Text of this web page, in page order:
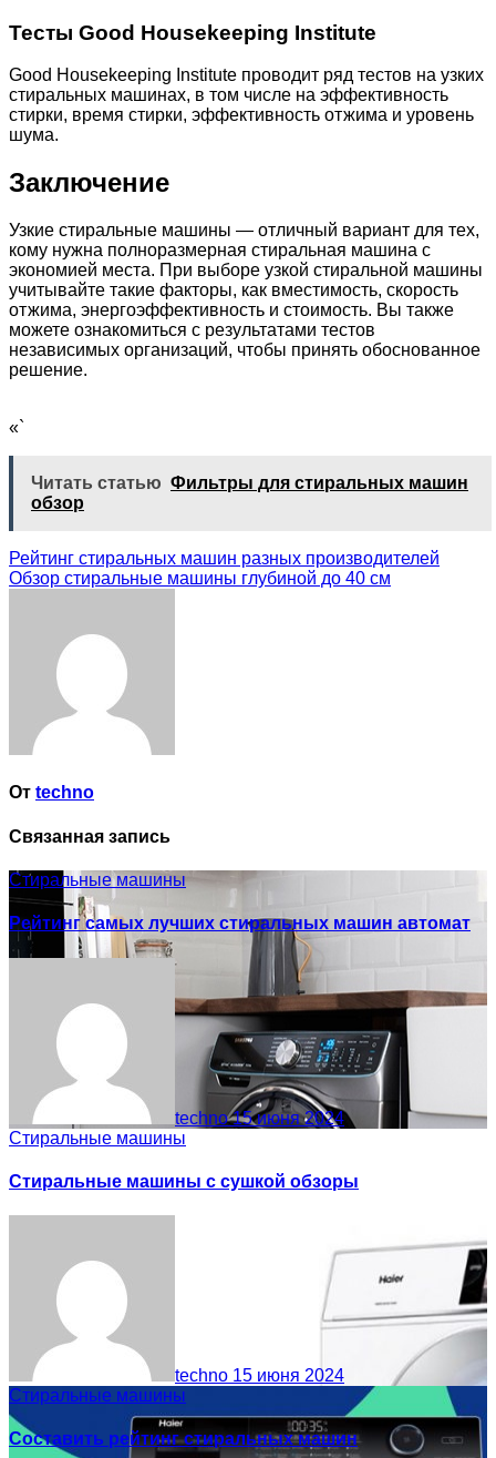
Тесты Good Housekeeping Institute
Good Housekeeping Institute проводит ряд тестов на узких
стиральных машинах, в том числе на эффективность
стирки, время стирки, эффективность отжима и уровень
шума.
Заключение
Узкие стиральные машины — отличный вариант для тех,
кому нужна полноразмерная стиральная машина с
экономией места. При выборе узкой стиральной машины
учитывайте такие факторы, как вместимость, скорость
отжима, энергоэффективность и стоимость. Вы также
можете ознакомиться с результатами тестов
независимых организаций, чтобы принять обоснованное
решение.
«`
Читать статью Фильтры для стиральных машин
обзор
Навигация
по
Рейтинг стиральных машин разных производителей
Обзор стиральные машины глубиной до 40 см
От techno
Связанная запись
Стиральные машины
Рейтинг самых лучших стиральных машин автомат
techno15 июня 2024
Стиральные машины
Стиральные машины с сушкой обзоры
techno 15 июня 2024
Стиральные машины
Составить рейтинг стиральных машин